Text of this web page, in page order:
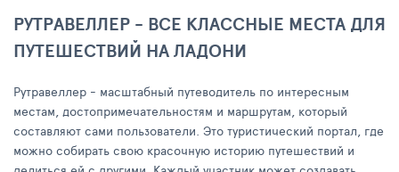
РУТРАВЕЛЛЕР - ВСЕ КЛАССНЫЕ МЕСТА ДЛЯ
ПУТЕШЕСТВИЙ НА ЛАДОНИ
Рутравеллер - масштабный путеводитель по интересным
местам, достопримечательностям и маршрутам, который
составляют сами пользователи. Это туристический портал, где
можно собирать свою красочную историю путешествий и